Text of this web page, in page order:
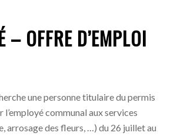
– OFFRE D’EMPLOI
une personne titulaire du permis
l’employé communal aux services
arrosage des fleurs, …) du 26 juillet au